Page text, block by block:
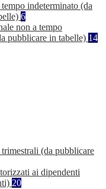
indeterminato (da
6
non a tempo
pubblicare in tabelle) 14
trimestrali (da pubblicare
ai dipendenti
20